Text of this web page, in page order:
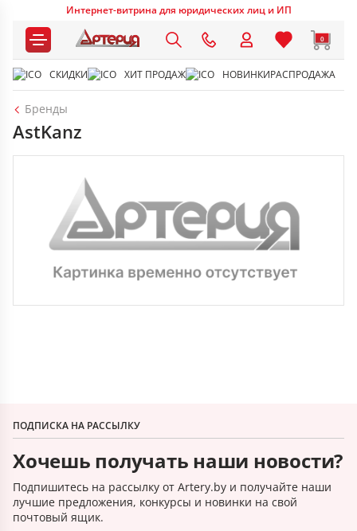
Интернет-витрина для юридических лиц и ИП
0
СКИДКИ ХИТ ПРОДАЖ НОВИНКИРАСПРОДАЖА
Бренды
AstKanz
ПОДПИСКА НА РАССЫЛКУ
Хочешь получать наши новости?
Подпишитесь на рассылку от Artery.by и получайте наши
лучшие предложения, конкурсы и новинки на свой
почтовый ящик.